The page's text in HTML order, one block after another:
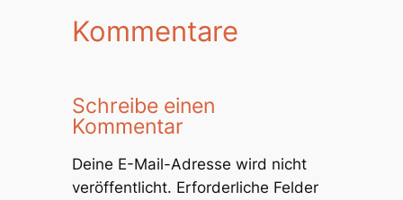
Kommentare
Schreibe einen
Kommentar
Deine E-Mail-Adresse wird nicht
veröffentlicht. Erforderliche Felder